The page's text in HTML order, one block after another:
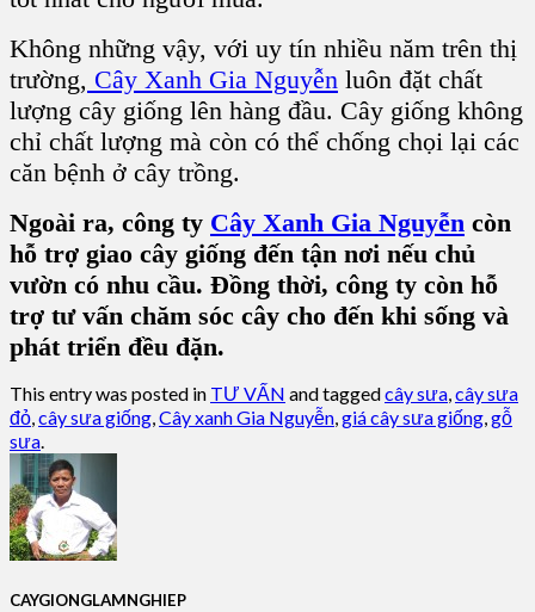
Không những vậy, với uy tín nhiều năm trên thị
trường, Cây Xanh Gia Nguyễn luôn đặt chất
lượng cây giống lên hàng đầu. Cây giống không
chỉ chất lượng mà còn có thể chống chọi lại các
căn bệnh ở cây trồng.
Ngoài ra, công ty Cây Xanh Gia Nguyễn còn
hỗ trợ giao cây giống đến tận nơi nếu chủ
vườn có nhu cầu. Đồng thời, công ty còn hỗ
trợ tư vấn chăm sóc cây cho đến khi sống và
phát triển đều đặn.
This entry was posted in TƯ VẤN and taggedcây sưa,cây sưa
đỏ,cây sưa giống,Cây xanh Gia Nguyễn,giá cây sưa giống,gỗ
sưa.
CAYGIONGLAMNGHIEP